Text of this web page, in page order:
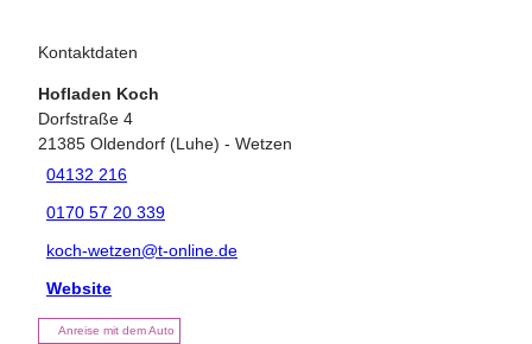
Kontaktdaten
Hofladen Koch
Dorfstraße 4
21385 Oldendorf (Luhe) - Wetzen
04132 216
0170 57 20 339
koch-wetzen@t-online.de
Website
Anreise mit dem Auto